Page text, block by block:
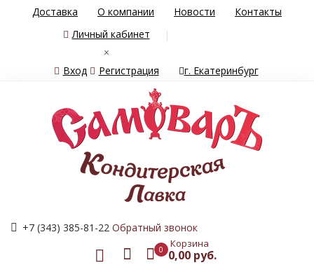
Доставка О компании Новости
Контакты
Личный кабинет
×
Вход
Регистрация г. Екатеринбург
+7 (343) 385-81-22 Обратный звонок
0 Корзина
0,00 руб.